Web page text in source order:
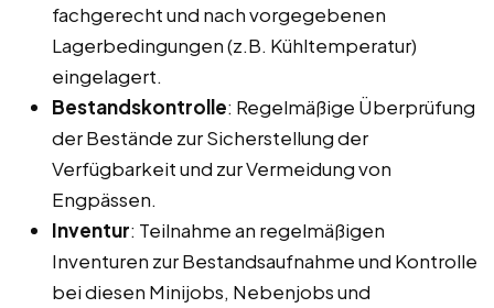
fachgerecht und nach vorgegebenen
Lagerbedingungen (z.B. Kühltemperatur)
eingelagert.
Bestandskontrolle: Regelmäßige Überprüfung
der Bestände zur Sicherstellung der
Verfügbarkeit und zur Vermeidung von
Engpässen.
Inventur: Teilnahme an regelmäßigen
Inventuren zur Bestandsaufnahme und Kontrolle
bei diesen Minijobs, Nebenjobs und